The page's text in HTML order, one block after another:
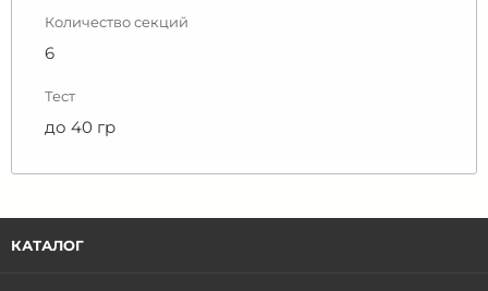
Количество секций
6
Тест
до 40 гр
КАТАЛОГ